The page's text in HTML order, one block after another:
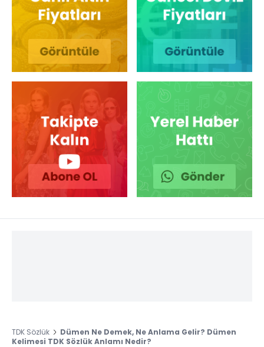
TDK Sözlük
Dümen Ne Demek, Ne Anlama Gelir? Dümen
Kelimesi TDK Sözlük Anlamı Nedir?